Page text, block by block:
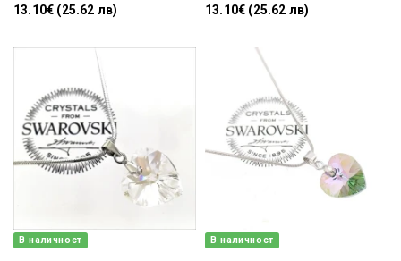
13.10€ (25.62 лв) 13.10€ (25.62 лв)
В наличност В наличност